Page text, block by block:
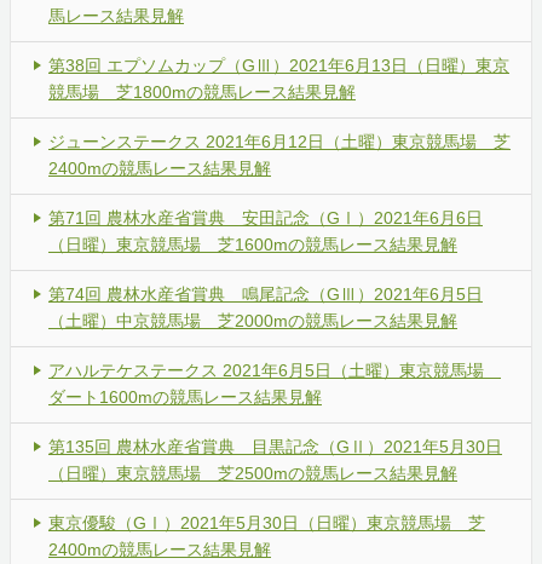
馬レース結果見解
第38回 エプソムカップ（GⅢ）2021年6月13日（日曜）東京
競馬場 芝1800mの競馬レース結果見解
ジューンステークス 2021年6月12日（土曜）東京競馬場 芝
2400mの競馬レース結果見解
第71回 農林水産省賞典 安田記念（GⅠ）2021年6月6日
（日曜）東京競馬場 芝1600mの競馬レース結果見解
第74回 農林水産省賞典 鳴尾記念（GⅢ）2021年6月5日
（土曜）中京競馬場 芝2000mの競馬レース結果見解
アハルテケステークス 2021年6月5日（土曜）東京競馬場
ダート1600mの競馬レース結果見解
第135回 農林水産省賞典 目黒記念（GⅡ）2021年5月30日
（日曜）東京競馬場 芝2500mの競馬レース結果見解
東京優駿（GⅠ）2021年5月30日（日曜）東京競馬場 芝
2400mの競馬レース結果見解